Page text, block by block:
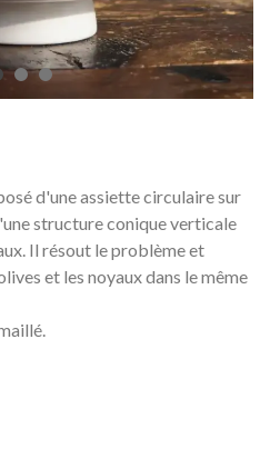
d'une assiette circulaire sur
structure conique verticale
Il résout le problème et
et les noyaux dans le même
Afficher plus